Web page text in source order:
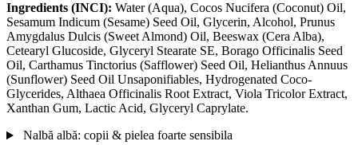
Ingredients (INCI): Water (Aqua), Cocos Nucifera (Coconut) Oil,
Sesamum Indicum (Sesame) Seed Oil, Glycerin, Alcohol, Prunus
Amygdalus Dulcis (Sweet Almond) Oil, Beeswax (Cera Alba),
Cetearyl Glucoside, Glyceryl Stearate SE, Borago Officinalis Seed
Oil, Carthamus Tinctorius (Safflower) Seed Oil, Helianthus Annuus
(Sunflower) Seed Oil Unsaponifiables, Hydrogenated Coco-
Glycerides, Althaea Officinalis Root Extract, Viola Tricolor Extract,
Xanthan Gum, Lactic Acid, Glyceryl Caprylate.
Nalbă albă: copii & pielea foarte sensibila